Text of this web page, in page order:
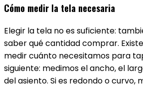
Cómo medir la tela necesaria
Elegir la tela no es suficiente:
saber qué cantidad comprar.
medir cuánto necesitamos para
siguiente: medimos el ancho, el
del asiento. Si es redondo o curvo,